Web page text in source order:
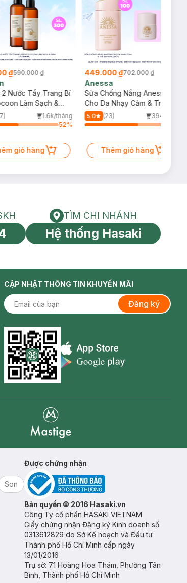
₫590.000 ₫
2 Nước Tẩy Trang Bí
Làm Sạch &
500ml
1.6k/tháng
52%
giỏ hàng
449.000 ₫702.000 ₫
Anessa
Sữa Chống Nắng Anessa
Cho Da Nhạy Cảm & Trẻ Em
60ml (Mới)
5.0 (23)
394/tháng
Thêm giỏ hàng
CSKH Tìm chi nhánh
TÌM CHI NHÁNH
Hệ thống Hasaki
CẬP NHẬT THÔNG TIN KHUYẾN MÃI
Đăng ký
Appstore icon
Son
Được chứng nhận
Bản quyền © 2016 Hasaki.vn
Công Ty cổ phần HASAKI VIETNAM
Giấy chứng nhận Đăng ký Kinh doanh số
0313612829 do Sở Kế hoạch và Đầu tư
Thành phố Hồ Chí Minh cấp ngày
13/01/2016
Trụ sở: 71 Hoàng Hoa Thám, Phường Tân
Bình, Thành phố Hồ Chí Minh